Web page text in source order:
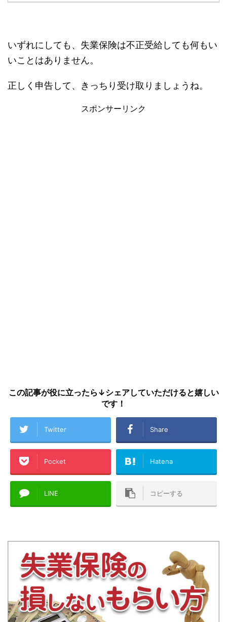
いずれにしても、失業保険は不正受給しても何もい
いことはありません。
正しく申告して、きっちり受け取りましょうね。
スポンサーリンク
この記事が役に立ったら↓シェアしていただけると嬉しい
です！
Twitter Share
Pocket Hatena
LINE コピーする